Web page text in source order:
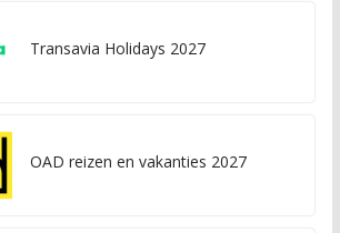
Transavia Holidays 2027
OAD reizen en vakanties 2027